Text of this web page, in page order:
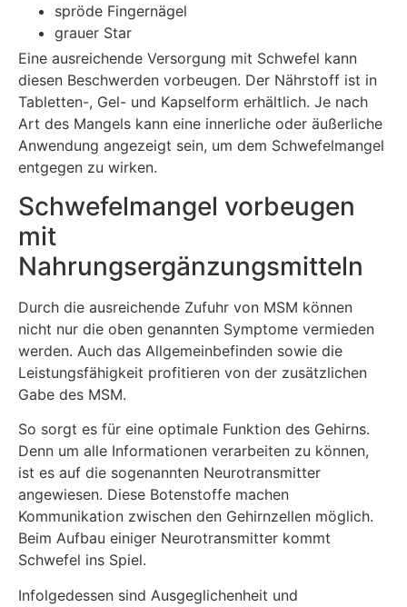
spröde Fingernägel
grauer Star
Eine ausreichende Versorgung mit Schwefel kann
diesen Beschwerden vorbeugen. Der Nährstoff ist in
Tabletten-, Gel- und Kapselform erhältlich. Je nach
Art des Mangels kann eine innerliche oder äußerliche
Anwendung angezeigt sein, um dem Schwefelmangel
entgegen zu wirken.
Schwefelmangel vorbeugen
mit
Nahrungsergänzungsmitteln
Durch die ausreichende Zufuhr von MSM können
nicht nur die oben genannten Symptome vermieden
werden. Auch das Allgemeinbefinden sowie die
Leistungsfähigkeit profitieren von der zusätzlichen
Gabe des MSM.
So sorgt es für eine optimale Funktion des Gehirns.
Denn um alle Informationen verarbeiten zu können,
ist es auf die sogenannten Neurotransmitter
angewiesen. Diese Botenstoffe machen
Kommunikation zwischen den Gehirnzellen möglich.
Beim Aufbau einiger Neurotransmitter kommt
Schwefel ins Spiel.
Infolgedessen sind Ausgeglichenheit und